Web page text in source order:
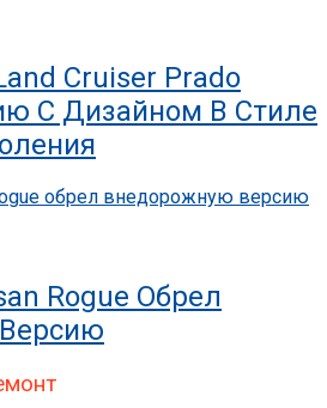
Cruiser Prado
С Дизайном В Стиле
Rogue Обрел